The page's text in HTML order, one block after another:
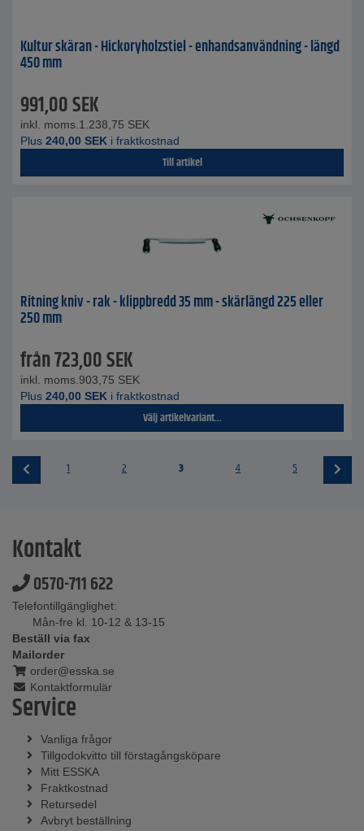
Kultur skäran - Hickoryholzstiel - enhandsanvändning - längd
450 mm
991,00SEK
inkl. moms. 1.238,75 SEK
Plus 240,00 SEK i fraktkostnad
Till artikel
Ritning kniv - rak - klippbredd 35 mm - skärlängd 225 eller
250 mm
från723,00SEK
inkl. moms. 903,75 SEK
Plus 240,00 SEK i fraktkostnad
Välj artikelvariant...
1 2 3 4 5
Kontakt
0570-711 622
Telefontillgänglighet:
Mån-fre kl. 10-12 & 13-15
Beställ via fax
Mailorder
order@esska.se
Kontaktformulär
Service
Vanliga frågor
Tillgodokvitto till förstagångsköpare
Mitt ESSKA
Fraktkostnad
Retursedel
Avbryt beställning